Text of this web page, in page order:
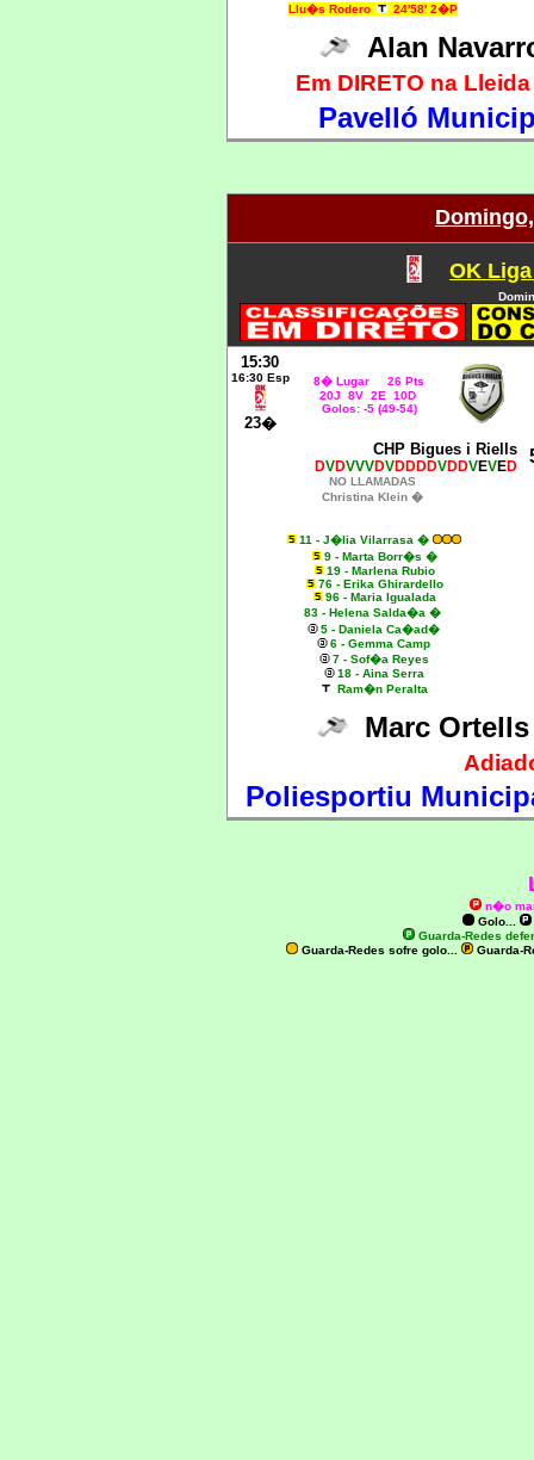
Llu�s Rodero 24'58' 2�P
Alan
Em DIRETO na
Pavelló
OK
15:30
16:30 Esp
23�
8� Lugar 26 Pts
20J 8V 2E 10D
Golos: -5 (49-54)
CHP Bigues i Riells
DVDVVVDVDDDDVDDVEVED
NO LLAMADAS
Christina Klein �
11 - J�lia Vilarrasa �
9 - Marta Borr�s �
19 - Marlena Rubio
76 - Erika Ghirardello
96 - Maria Igualada
83 - Helena Salda�a �
5 - Daniela Ca�ad�
6 - Gemma Camp
7 - Sof�a Reyes
18 - Aina Serra
Ram�n Peralta
Marc
Poliesportiu
n�o
Golo...
Guarda-Redes
Guarda-Redes sofre golo...
Guarda-